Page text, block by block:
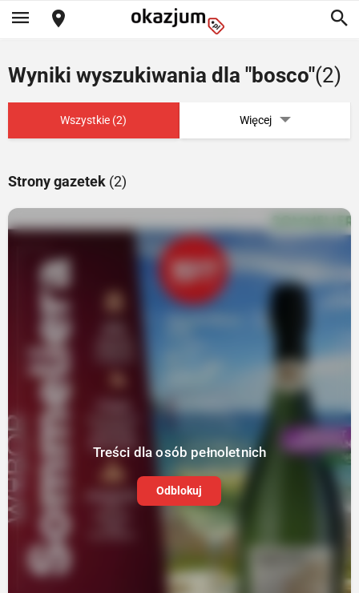
Wyniki wyszukiwania dla "bosco"(2)
Wszystkie (2) Więcej
Strony gazetek (2)
Treści dla osób pełnoletnich
Odblokuj